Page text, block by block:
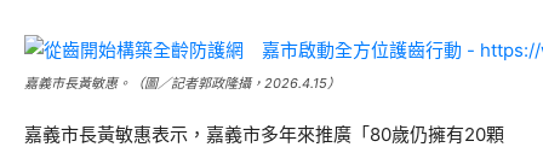
嘉義市長黃敏惠。（圖／記者郭政隆攝，2026.4.15）
嘉義市長黃敏惠表示，嘉義市多年來推廣「80歲仍擁有20顆